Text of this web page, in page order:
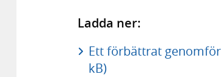
Ladda ner:
Ett förbättrat
kB)